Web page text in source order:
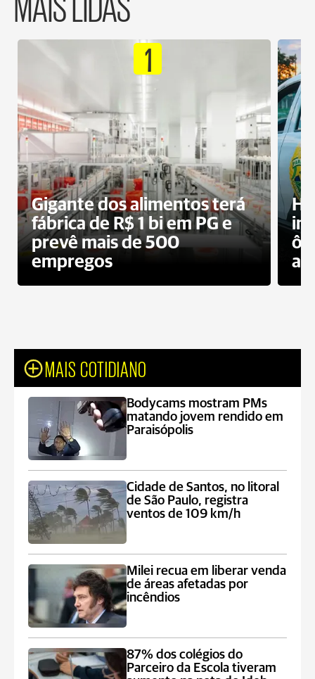
1
Gigante dos alimentos terá
fábrica de R$ 1 bi em PG e
prevê mais de 500
empregos
MAIS COTIDIANO
Bodycams mostram PMs
matando jovem rendido em
Paraisópolis
Cidade de Santos, no litoral
de São Paulo, registra
ventos de 109 km/h
Milei recua em liberar venda
de áreas afetadas por
incêndios
87% dos colégios do
Parceiro da Escola tiveram